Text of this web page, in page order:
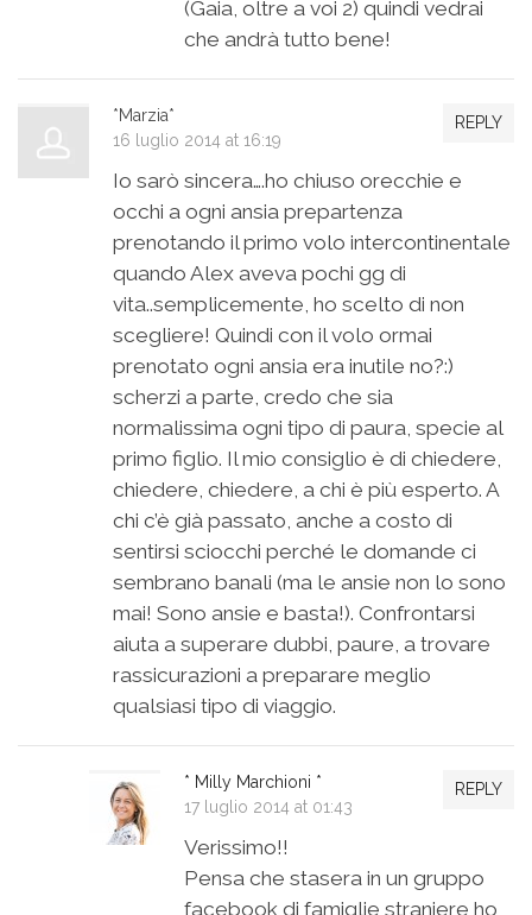
(Gaia, oltre a voi 2) quindi vedrai
che andrà tutto bene!
REPLY
*Marzia*
16 luglio 2014 at 16:19
Io sarò sincera….ho chiuso orecchie e
occhi a ogni ansia prepartenza
prenotando il primo volo intercontinentale
quando Alex aveva pochi gg di
vita..semplicemente, ho scelto di non
scegliere! Quindi con il volo ormai
prenotato ogni ansia era inutile no?:)
scherzi a parte, credo che sia
normalissima ogni tipo di paura, specie al
primo figlio. Il mio consiglio è di chiedere,
chiedere, chiedere, a chi è più esperto. A
chi c’è già passato, anche a costo di
sentirsi sciocchi perché le domande ci
sembrano banali (ma le ansie non lo sono
mai! Sono ansie e basta!). Confrontarsi
aiuta a superare dubbi, paure, a trovare
rassicurazioni a preparare meglio
qualsiasi tipo di viaggio.
REPLY
* Milly Marchioni *
17 luglio 2014 at 01:43
Verissimo!!
Pensa che stasera in un gruppo
facebook di famiglie straniere ho